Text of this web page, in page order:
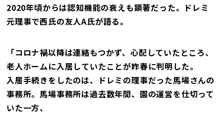
2020年頃からは認知機能の衰えも顕著だった。ドレミ
元理事で西氏の友人A氏が語る。
「コロナ禍以降は連絡もつかず、心配していたところ、
老人ホームに入居していたことが昨春に判明した。
入居手続きをしたのは、ドレミの理事だった馬場さんの
事務所。馬場事務所は過去数年間、園の運営を仕切って
いた一方、